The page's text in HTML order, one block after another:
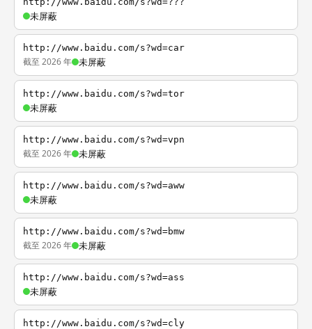
未屏蔽
http://www.baidu.com/s?wd=car
截至 2026 年 未屏蔽
http://www.baidu.com/s?wd=tor
未屏蔽
http://www.baidu.com/s?wd=vpn
截至 2026 年 未屏蔽
http://www.baidu.com/s?wd=aww
未屏蔽
http://www.baidu.com/s?wd=bmw
截至 2026 年 未屏蔽
http://www.baidu.com/s?wd=ass
未屏蔽
http://www.baidu.com/s?wd=cly